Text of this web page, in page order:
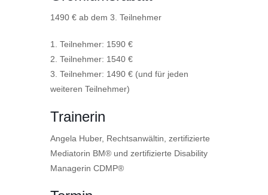
1490 € ab dem 3. Teilnehmer
1. Teilnehmer: 1590 €
2. Teilnehmer: 1540 €
3. Teilnehmer: 1490 € (und für jeden
weiteren Teilnehmer)
Trainerin
Angela Huber, Rechtsanwältin, zertifizierte
Mediatorin BM® und zertifizierte Disability
Managerin CDMP®